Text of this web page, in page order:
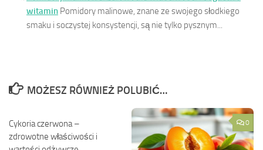
witamin Pomidory malinowe, znane ze swojego słodkiego
smaku i soczystej konsystencji, są nie tylko pysznym...
MOŻESZ RÓWNIEŻ POLUBIĆ…
Cykoria czerwona –
zdrowotne właściwości i
0